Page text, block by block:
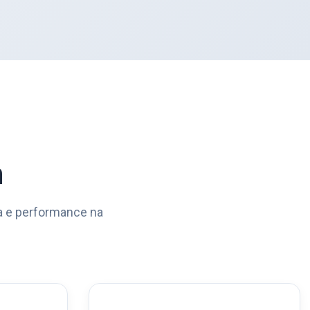
e performance na